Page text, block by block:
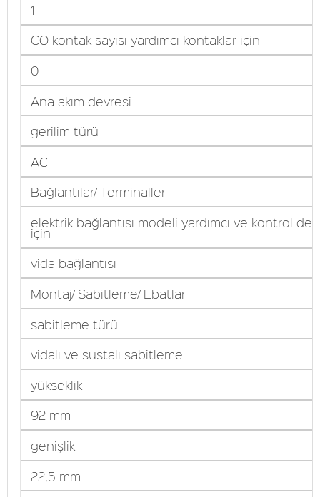
1
CO kontak sayısı yardımcı kontaklar için
0
Ana akım devresi
gerilim türü
AC
Bağlantılar/ Terminaller
elektrik bağlantısı modeli yardımcı ve kontrol
için
vida bağlantısı
Montaj/ Sabitleme/ Ebatlar
sabitleme türü
vidalı ve sustalı sabitleme
yükseklik
92 mm
genişlik
22,5 mm